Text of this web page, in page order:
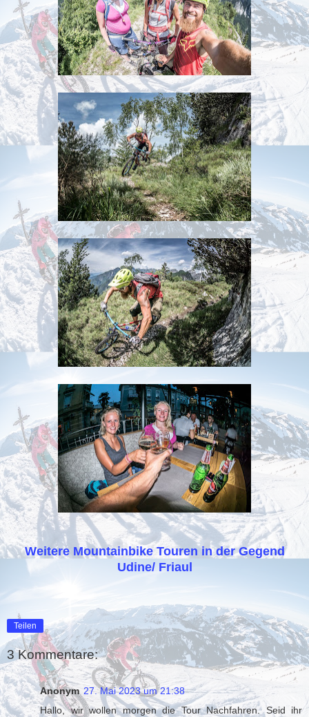
Weitere Mountainbike Touren in der Gegend
Udine/ Friaul
Teilen
3 Kommentare:
Anonym 27. Mai 2023 um 21:38
Hallo, wir wollen morgen die Tour Nachfahren. Seid ihr